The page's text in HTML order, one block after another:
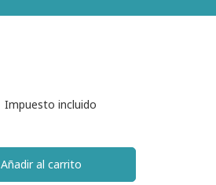
Impuesto incluido
Añadir al carrito